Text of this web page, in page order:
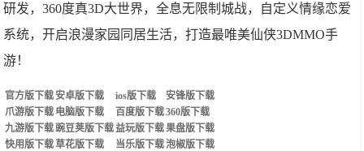
研发，360度真3D大世界，全息无限制城战，自定义情缘恋爱
系统，开启浪漫家园同居生活，打造最唯美仙侠3DMMO手
游！
官方版下载安卓版下载 ios版下载
安锋版下载
爪游版下载 电脑版下载 百度版下载360版下载
九游版下载豌豆荚版下载益玩版下载果盘版下载
快用版下载草花版下载 当乐版下载泡椒版下载